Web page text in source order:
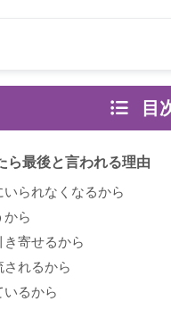
目
ら最後と言われる理由
られなくなるから
から
寄せるから
れるから
るから